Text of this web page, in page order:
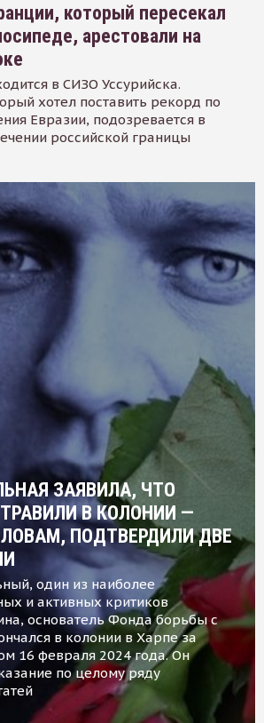
который пересекал
арестовали на
в СИЗО Уссурийска.
хотел поставить рекорд по
Евразии, подозревается в
российской границы
ЗАЯВИЛА, ЧТО
В КОЛОНИИ —
ПОДТВЕРДИЛИ ДВЕ
один из наиболее
и активных критиков
основатель Фонда борьбы с
в колонии в Харпе за
16 февраля 2024 года. Он
по целому ряду